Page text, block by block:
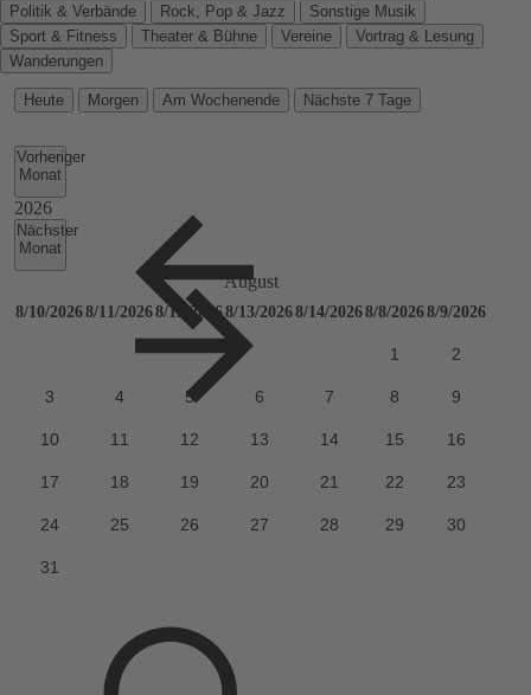
Politik & Verbände
Rock, Pop & Jazz
Sonstige Musik
Sport & Fitness
Theater & Bühne Vereine
Vortrag & Lesung
Wanderungen
Heute Morgen Am Wochenende Nächste 7 Tage
Vorheriger
Monat
Nächster
Monat